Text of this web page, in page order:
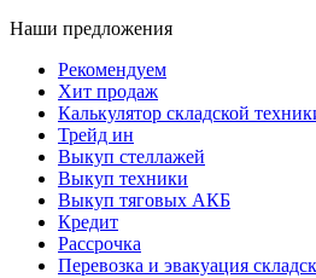
Наши предложения
Рекомендуем
Хит продаж
Калькулятор складской
Трейд ин
Выкуп стеллажей
Выкуп техники
Выкуп тяговых АКБ
Кредит
Рассрочка
Перевозка и эвакуация